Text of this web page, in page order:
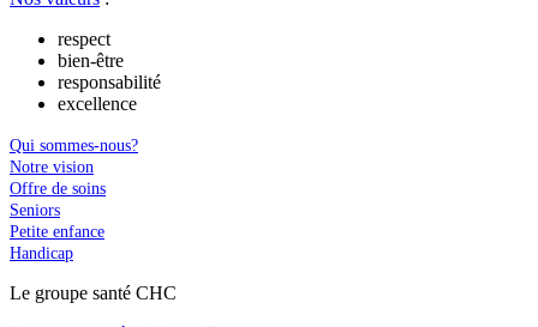
respect
bien-être
responsabilité
excellence
Qui sommes-nous?
Notre vision
Offre de soins
Seniors
Petite enfance
Handicap
Le groupe santé CHC